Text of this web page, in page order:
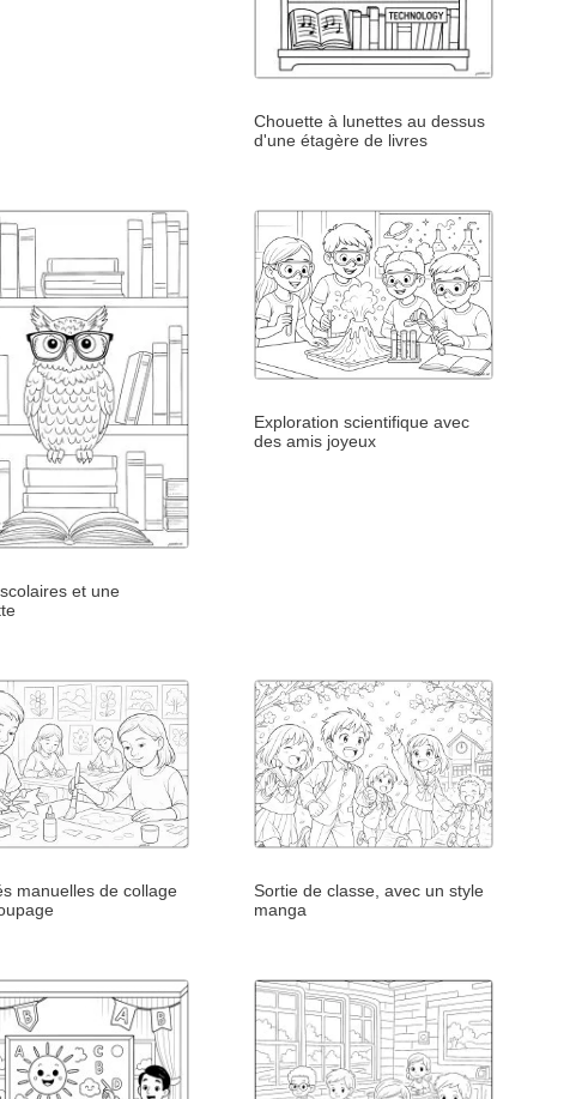
Chouette à lunettes au dessus
d'une étagère de livres
et une
Exploration scientifique avec
des amis joyeux
manuelles de collage
Sortie de classe, avec un style
manga